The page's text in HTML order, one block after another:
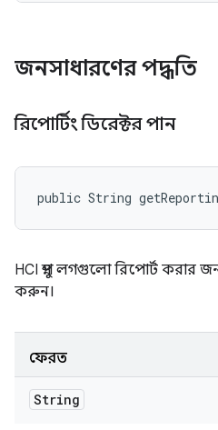
জনসাধারণের পদ্ধতি
রিপোর্টিং ডিরেক্টর পান
public String
HCI স্নুপ লগগুলো রিপোর্ট করার
করুন।
ফেরত
String